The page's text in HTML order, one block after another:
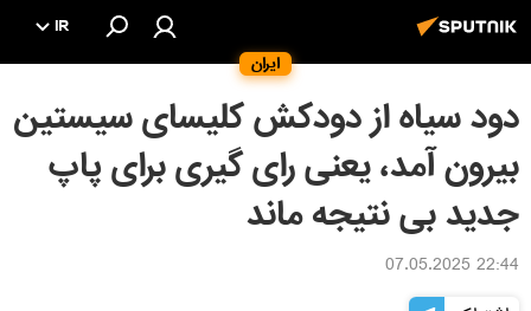
ایران
IR
دود سیاه از دودکش کلیسای سیستین
بیرون آمد، یعنی رای گیری برای پاپ
جدید بی نتیجه ماند
22:44 07.05.2025